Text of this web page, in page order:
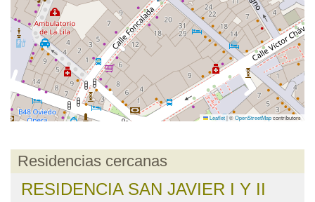
Leaflet|©OpenStreetMapcontributors
Residencias cercanas
RESIDENCIA SAN JAVIER I Y II